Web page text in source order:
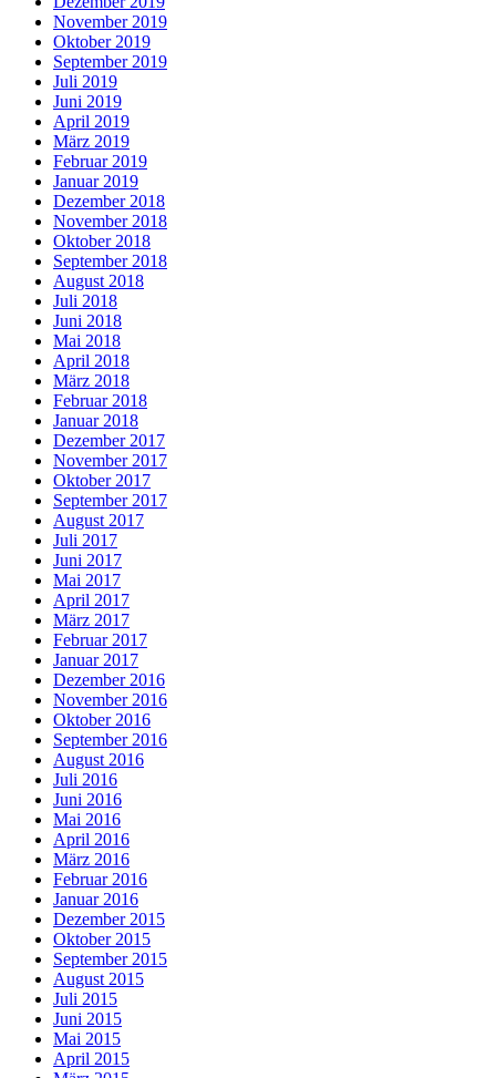
November 2019
Oktober 2019
September 2019
Juli 2019
Juni 2019
April 2019
März 2019
Februar 2019
Januar 2019
Dezember 2018
November 2018
Oktober 2018
September 2018
August 2018
Juli 2018
Juni 2018
Mai 2018
April 2018
März 2018
Februar 2018
Januar 2018
Dezember 2017
November 2017
Oktober 2017
September 2017
August 2017
Juli 2017
Juni 2017
Mai 2017
April 2017
März 2017
Februar 2017
Januar 2017
Dezember 2016
November 2016
Oktober 2016
September 2016
August 2016
Juli 2016
Juni 2016
Mai 2016
April 2016
März 2016
Februar 2016
Januar 2016
Dezember 2015
Oktober 2015
September 2015
August 2015
Juli 2015
Juni 2015
Mai 2015
April 2015